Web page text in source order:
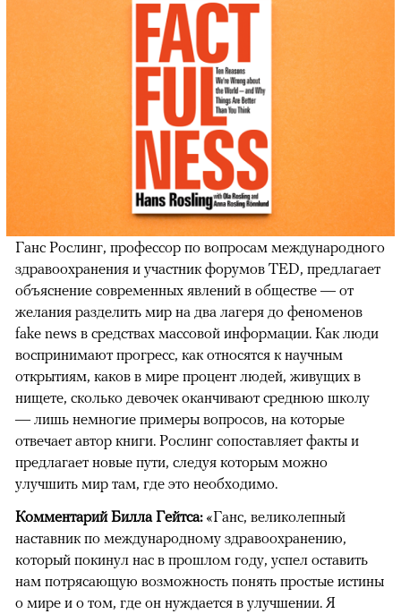
Ганс Рослинг, профессор по вопросам международного
здравоохранения и участник форумов TED, предлагает
объяснение современных явлений в обществе — от
желания разделить мир на два лагеря до феноменов
fake news в средствах массовой информации. Как люди
воспринимают прогресс, как относятся к научным
открытиям, каков в мире процент людей, живущих в
нищете, сколько девочек оканчивают среднюю школу
— лишь немногие примеры вопросов, на которые
отвечает автор книги. Рослинг сопоставляет факты и
предлагает новые пути, следуя которым можно
улучшить мир там, где это необходимо.​
Комментарий Билла Гейтса:«Ганс, великолепный
наставник по международному здравоохранению,
который покинул нас в прошлом году, успел оставить
нам потрясающую возможность понять простые истины
о мире и о том, где он нуждается в улучшении. Я